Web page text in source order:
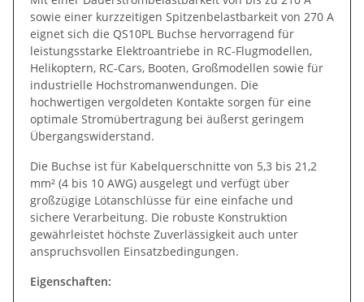
sowie einer kurzzeitigen Spitzenbelastbarkeit von 270 A
eignet sich die QS10PL Buchse hervorragend für
leistungsstarke Elektroantriebe in RC-Flugmodellen,
Helikoptern, RC-Cars, Booten, Großmodellen sowie für
industrielle Hochstromanwendungen. Die
hochwertigen vergoldeten Kontakte sorgen für eine
optimale Stromübertragung bei äußerst geringem
Übergangswiderstand.
Die Buchse ist für Kabelquerschnitte von 5,3 bis 21,2
mm² (4 bis 10 AWG) ausgelegt und verfügt über
großzügige Lötanschlüsse für eine einfache und
sichere Verarbeitung. Die robuste Konstruktion
gewährleistet höchste Zuverlässigkeit auch unter
anspruchsvollen Einsatzbedingungen.
Eigenschaften: